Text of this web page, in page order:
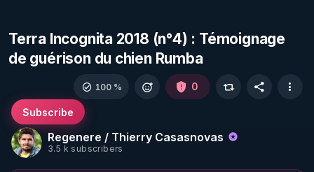
Terra Incognita 2018 (n°4) : Témoignage
de guérison du chien Rumba
Regenere / Thierry Casasnovas
3.5 k subscribers
Subscribe
100 % 0